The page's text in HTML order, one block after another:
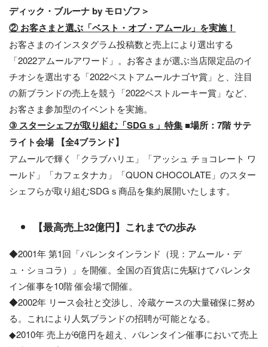
ディック・ブルーナ by モロゾフ＞
② お客さまと選ぶ「ベスト・オブ・アムール」を実施！
お客さまのインスタグラム投稿数と売上により選出する
「2022アムールアワード」。お客さまが選ぶ当店限定品のイ
チオシを選出する「2022ベストアムールナゴヤ賞」と、注目
の新ブランドの売上を競う「2022ベストルーキー賞」など、
お客さま参加型のイベントを実施。
③ スターシェフが取り組む「SDGｓ」特集 ■場所：7階 サテ
ライト会場 【全4ブランド】
アムールで輝く「クラブハリエ」「アッシュ チョコレート ワ
ールド」「カフェタナカ」「QUON CHOCOLATE」のスター
シェフらが取り組むSDGｓ商品を集約展開いたします。
【最高売上32億円】これまでの歩み
◆2001年 第1回「バレンタインランド（現：アムール・デ
ュ・ショコラ）」を開催。全国の百貨店に先駆けてバレンタ
イン催事を10階 催会場で開催。
◆2002年 リース会社と交渉し、冷蔵ケースの大量確保に努め
る。これにより人気ブランドの招聘が可能となる。
◆2010年 売上が6億円を超え、バレンタイン催事において売上